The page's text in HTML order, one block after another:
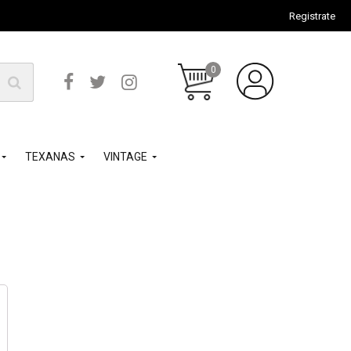
Registrate
0
TEXANAS VINTAGE